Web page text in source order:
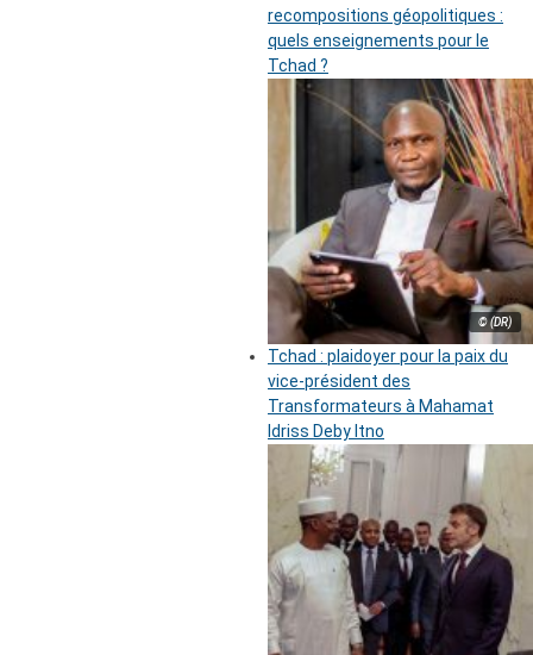
recompositions géopolitiques :
quels enseignements pour le
Tchad ?
© (DR)
Tchad : plaidoyer pour la paix du
vice-président des
Transformateurs à Mahamat
Idriss Deby Itno